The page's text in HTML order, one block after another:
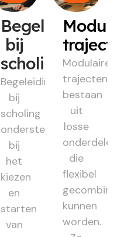
Begeleiding
bij
scholing
Begeleiding
bij
scholing
ondersteunt
bij
het
kiezen
en
starten
van
Modulaire
trajecten
bestaan
uit
losse
die
flexibel
kunnen
worden.